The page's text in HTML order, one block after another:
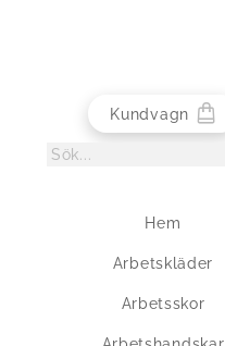
Kundvagn
Hem
Arbetskläder
Arbetsskor